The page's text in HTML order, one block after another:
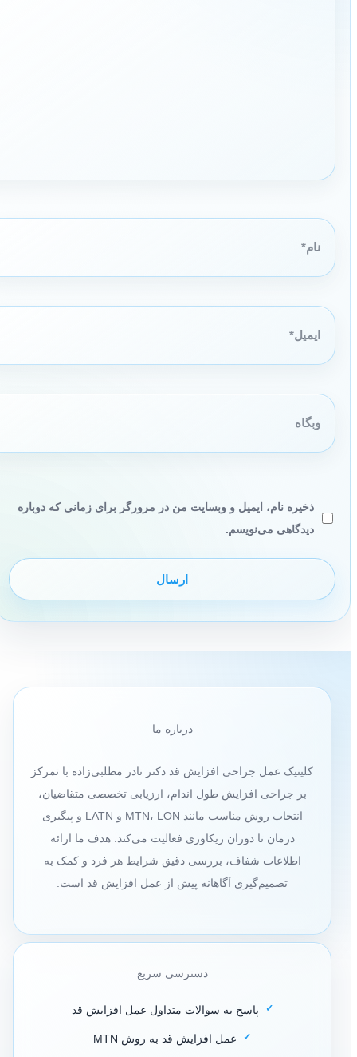
نام*
ایمیل*
وبگاه
ذخیره نام، ایمیل و وبسایت من در مرورگر برای زمانی که دوباره
دیدگاهی می‌نویسم.
درباره ما
کلینیک عمل جراحی افزایش قد دکتر نادر مطلبی‌زاده با تمرکز
بر جراحی افزایش طول اندام، ارزیابی تخصصی متقاضیان،
انتخاب روش مناسب مانند MTN، LON و LATN و پیگیری
درمان تا دوران ریکاوری فعالیت می‌کند. هدف ما ارائه
اطلاعات شفاف، بررسی دقیق شرایط هر فرد و کمک به
تصمیم‌گیری آگاهانه پیش از عمل افزایش قد است.
دسترسی سریع
پاسخ به سوالات متداول عمل افزایش قد
عمل افزایش قد به روش MTN